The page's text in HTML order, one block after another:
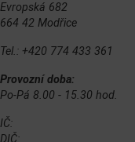
Evropská 682
664 42 Modřice
Tel.: +420 774 433 361
Provozní doba:
Po-Pá 8.00 - 15.30 hod.
IČ:
DIČ: